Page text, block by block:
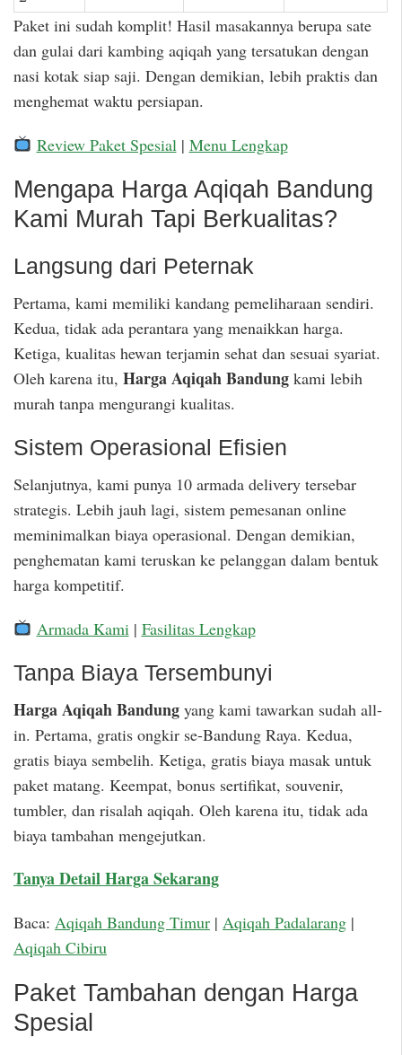
Paket ini sudah komplit! Hasil masakannya berupa sate
dan gulai dari kambing aqiqah yang tersatukan dengan
nasi kotak siap saji. Dengan demikian, lebih praktis dan
menghemat waktu persiapan.
Review Paket Spesial | Menu Lengkap
Mengapa Harga Aqiqah Bandung
Kami Murah Tapi Berkualitas?
Langsung dari Peternak
Pertama, kami memiliki kandang pemeliharaan sendiri.
Kedua, tidak ada perantara yang menaikkan harga.
Ketiga, kualitas hewan terjamin sehat dan sesuai syariat.
Oleh karena itu, Harga Aqiqah Bandung kami lebih
murah tanpa mengurangi kualitas.
Sistem Operasional Efisien
Selanjutnya, kami punya 10 armada delivery tersebar
strategis. Lebih jauh lagi, sistem pemesanan online
meminimalkan biaya operasional. Dengan demikian,
penghematan kami teruskan ke pelanggan dalam bentuk
harga kompetitif.
Armada Kami | Fasilitas Lengkap
Tanpa Biaya Tersembunyi
Harga Aqiqah Bandung yang kami tawarkan sudah all-
in. Pertama, gratis ongkir se-Bandung Raya. Kedua,
gratis biaya sembelih. Ketiga, gratis biaya masak untuk
paket matang. Keempat, bonus sertifikat, souvenir,
tumbler, dan risalah aqiqah. Oleh karena itu, tidak ada
biaya tambahan mengejutkan.
Tanya Detail Harga Sekarang
Baca: Aqiqah Bandung Timur | Aqiqah Padalarang |
Aqiqah Cibiru
Paket Tambahan dengan Harga
Spesial